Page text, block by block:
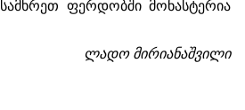
ფერდობში მონასტერია
ლადო მირიანაშვილი